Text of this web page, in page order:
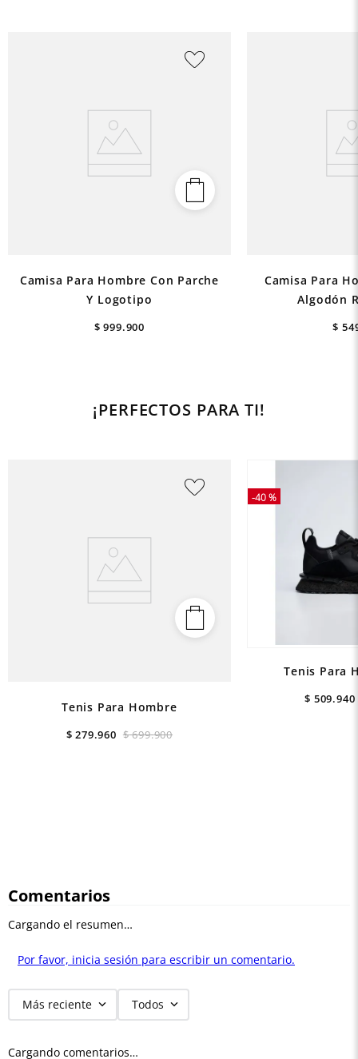
Camisa Para Hombre Con Parche
Y Logotipo
$ 999.900
Camisa Para
Algodón
$
¡PERFECTOS PARA TI!
Tenis Para Hombre
$ 699.900
$ 279.960
-40 %
Tenis Para
$ 509.940
Comentarios
Cargando el resumen…
Por favor, inicia sesión para escribir un comentario.
Más reciente Todos
Cargando comentarios…